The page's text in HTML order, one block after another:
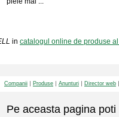
in catalogul online de produse
Companii Produse Anunturi Director web
Pe aceasta pagina poti